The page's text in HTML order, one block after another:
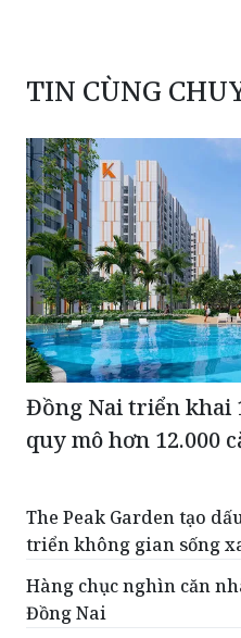
TIN CÙNG
Đồng Nai triển khai
quy mô hơn 12.000
The Peak Garden tạo
triển không gian sống
Hàng chục nghìn căn
Đồng Nai